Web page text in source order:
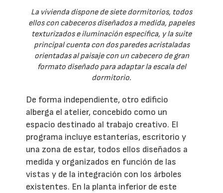
La vivienda dispone de siete dormitorios, todos
ellos con cabeceros diseñados a medida, papeles
texturizados e iluminación específica, y la suite
principal cuenta con dos paredes acristaladas
orientadas al paisaje con un cabecero de gran
formato diseñado para adaptar la escala del
dormitorio.
De forma independiente, otro edificio
alberga el atelier, concebido como un
espacio destinado al trabajo creativo. El
programa incluye estanterías, escritorio y
una zona de estar, todos ellos diseñados a
medida y organizados en función de las
vistas y de la integración con los árboles
existentes. En la planta inferior de este